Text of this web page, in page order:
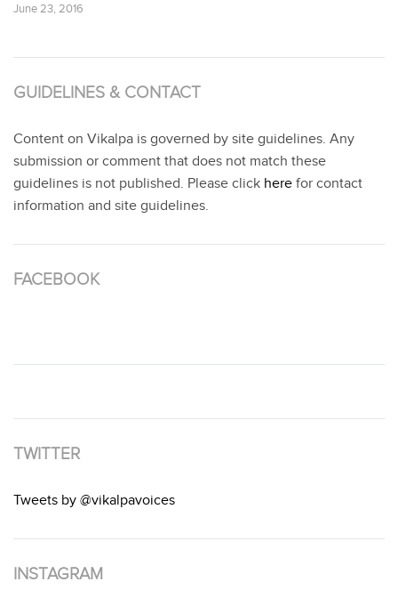
June 23, 2016
GUIDELINES & CONTACT
Content on Vikalpa is governed by site guidelines. Any
submission or comment that does not match these
guidelines is not published. Please click here for contact
information and site guidelines.
FACEBOOK
TWITTER
Tweets by @vikalpavoices
INSTAGRAM